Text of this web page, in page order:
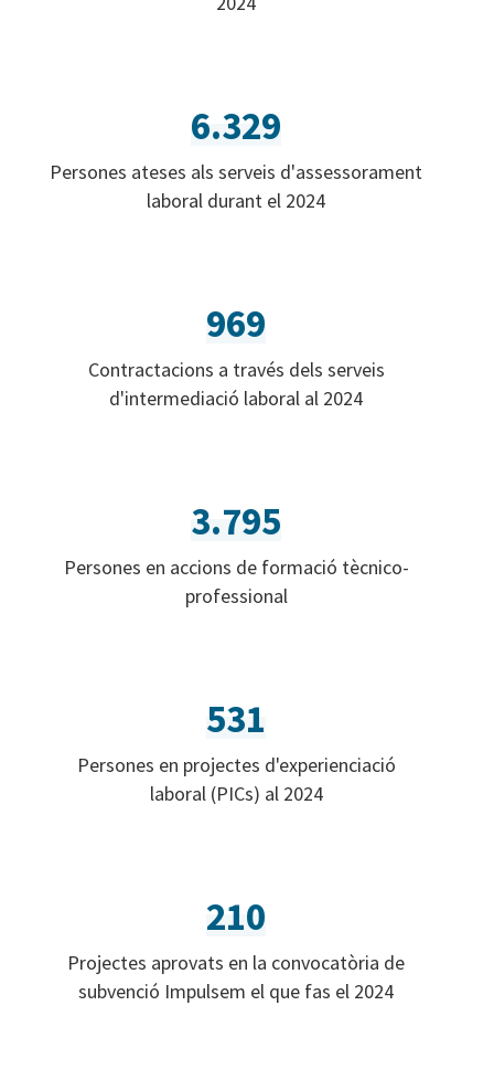
6.329
Persones ateses als serveis d'assessorament
laboral durant el 2024
969
Contractacions a través dels serveis
d'intermediació laboral al 2024
3.795
Persones en accions de formació tècnico-
professional
531
Persones en projectes d'experienciació
laboral (PICs) al 2024
210
Projectes aprovats en la convocatòria de
subvenció Impulsem el que fas el 2024